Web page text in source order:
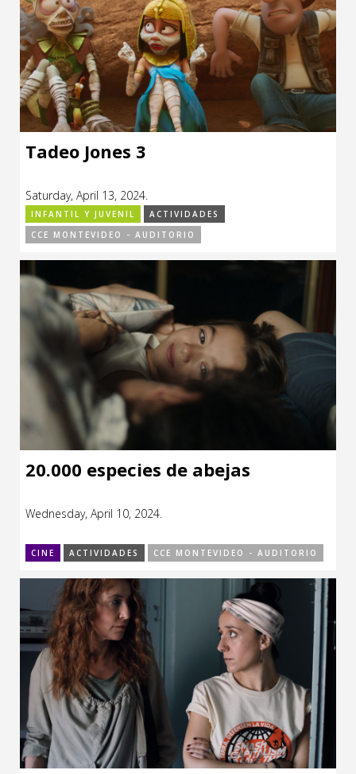
Tadeo Jones 3
Saturday, April 13, 2024.
INFANTIL Y JUVENIL
ACTIVIDADES
CCE MONTEVIDEO - AUDITORIO
20.000 especies de abejas
Wednesday, April 10, 2024.
CINE ACTIVIDADES CCE MONTEVIDEO - AUDITORIO